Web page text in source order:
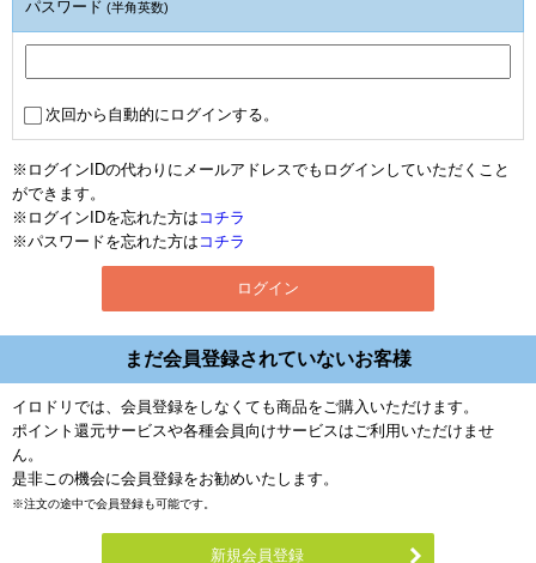
パスワード (半角英数)
次回から自動的にログインする。
※ログインIDの代わりにメールアドレスでもログインしていただくこと
ができます。
※ログインIDを忘れた方は コチラ
※パスワードを忘れた方は コチラ
まだ会員登録されていないお客様
イロドリでは、会員登録をしなくても商品をご購入いただけます。
ポイント還元サービスや各種会員向けサービスはご利用いただけませ
ん。
是非この機会に会員登録をお勧めいたします。
※注文の途中で会員登録も可能です。
新規会員登録